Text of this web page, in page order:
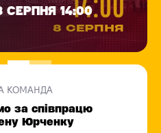
14:00
КОМАНДА
за співпрацю
Юрченку